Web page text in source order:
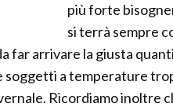
più forte
si terrà sempre
far arrivare la giusta
soggetti a temperature
Ricordiamo